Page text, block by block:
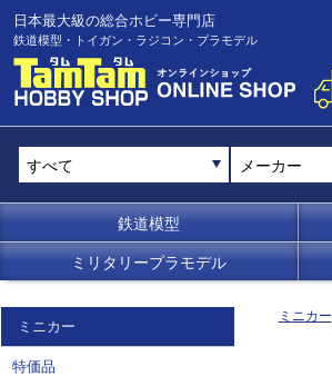
日本最大級の総合ホビー専門店
鉄道模型・トイガン・ラジコン・プラモデル
メーカー
鉄道模型
ミリタリープラモデル
ミニカー
ミニカー
特価品